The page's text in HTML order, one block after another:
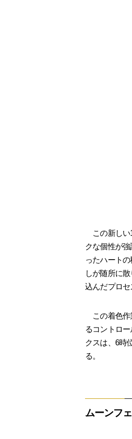
この新しい
クな個性が
ったハート
しが随所に
込んだプロセ
この着色作
るコントロ
クスは、6時
る。
ムーンフ